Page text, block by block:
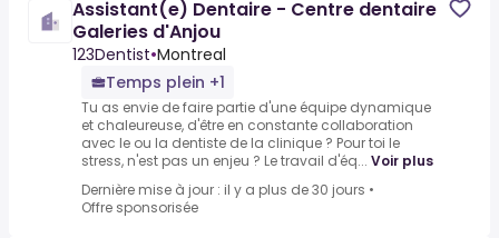
Assistant(e) Dentaire - Centre dentaire
Galeries d'Anjou
123Dentist•Montreal
Temps plein +1
Tu as envie de faire partie d'une équipe dynamique
et chaleureuse, d'être en constante collaboration
avec le ou la dentiste de la clinique ? Pour toi le
stress, n'est pas un enjeu ? Le travail d'éq... Voir plus
Dernière mise à jour : il y a plus de 30 jours •
Offre sponsorisée